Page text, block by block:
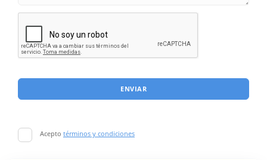
ENVIAR
Acepto términos y condiciones